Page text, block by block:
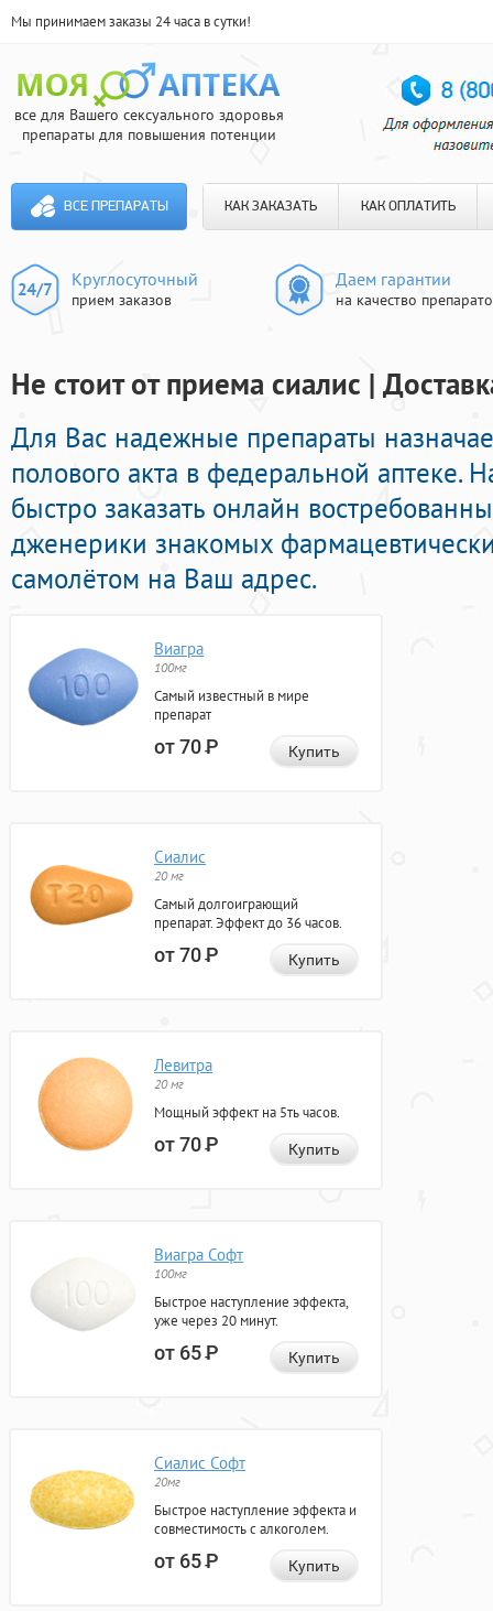
Мы принимаем заказы 24 часа в сутки!
все для Вашего сексуального здоровья
препараты для повышения потенции
ВСЕ ПРЕПАРАТЫ КАК ЗАКАЗАТЬ КАК ОПЛАТИТЬ
Круглосуточный
прием заказов
Даем гарантии
на качество
Не стоит от приема сиалис |
Для Вас надежные препараты
полового акта в федеральной аптеке.
быстро заказать онлайн
дженерики знакомых
самолётом на Ваш адрес.
Виагра
100мг
Самый известный в мире
препарат
от 70Р Купить
Сиалис
20 мг
Самый долгоиграющий
препарат. Эффект до 36 часов.
от 70Р Купить
Левитра
20 мг
Мощный эффект на 5ть часов.
от 70Р Купить
Виагра Софт
100мг
Быстрое наступление эффекта,
уже через 20 минут.
от 65Р Купить
Сиалис Софт
20мг
Быстрое наступление эффекта и
совместимость с алкоголем.
от 65Р Купить